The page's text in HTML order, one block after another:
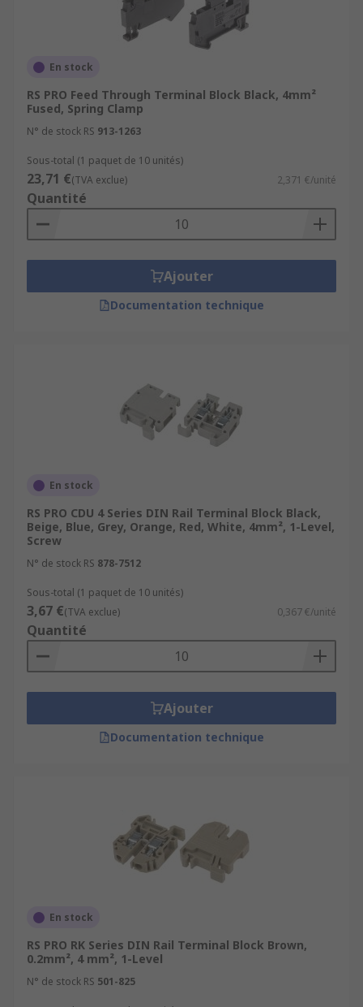
En stock
RS PRO Feed Through Terminal Block Black, 4mm²
Fused, Spring Clamp
N° de stock RS 913-1263
Sous-total (1 paquet de 10 unités)
23,71 €(TVA exclue) 2,371 €/unité
Quantité
Ajouter
Documentation technique
En stock
RS PRO CDU 4 Series DIN Rail Terminal Block Black,
Beige, Blue, Grey, Orange, Red, White, 4mm², 1-Level,
Screw
N° de stock RS 878-7512
Sous-total (1 paquet de 10 unités)
3,67 €(TVA exclue) 0,367 €/unité
Quantité
Ajouter
Documentation technique
En stock
RS PRO RK Series DIN Rail Terminal Block Brown,
0.2mm², 4 mm², 1-Level
N° de stock RS 501-825